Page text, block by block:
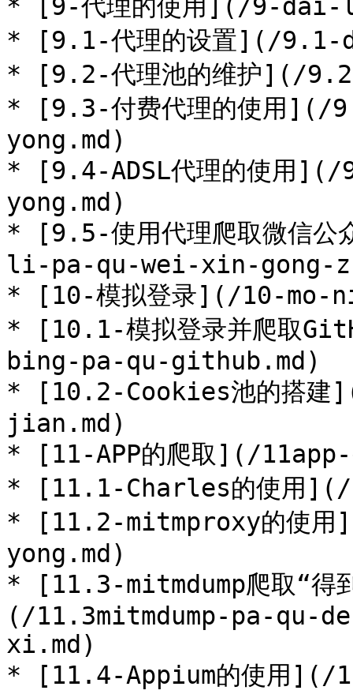
* [9-代理的使用](/9-
* [9.1-代理的设置](/
* [9.2-代理池的维护](/
* [9.3-付费代理的使
yong.md)
* [9.4-ADSL代理的使
yong.md)
* [9.5-使用代理爬取微信
li-pa-qu-wei-xin-gong-
* [10-模拟登录](/10-mo-
* [10.1-模拟登录并爬取
bing-pa-qu-github.md)
* [10.2-Cookies池的搭
jian.md)
* [11-APP的爬取](/
* [11.1-Charles的使用
* [11.2-mitmproxy的使
yong.md)
* [11.3-mitmdump爬取“得
(/11.3mitmdump-pa-qu-
xi.md)
* [11.4-Appium的使用](/